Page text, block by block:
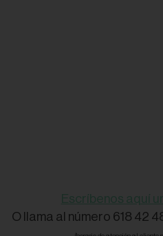
Escríbenos aquí
O llama al número 618 42